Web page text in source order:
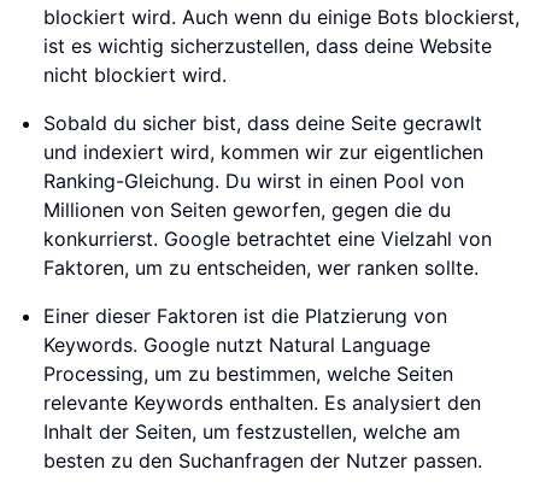
blockiert wird. Auch wenn du einige Bots blockierst,
ist es wichtig sicherzustellen, dass deine Website
nicht blockiert wird.
Sobald du sicher bist, dass deine Seite gecrawlt
und indexiert wird, kommen wir zur eigentlichen
Ranking-Gleichung. Du wirst in einen Pool von
Millionen von Seiten geworfen, gegen die du
konkurrierst. Google betrachtet eine Vielzahl von
Faktoren, um zu entscheiden, wer ranken sollte.
Einer dieser Faktoren ist die Platzierung von
Keywords. Google nutzt Natural Language
Processing, um zu bestimmen, welche Seiten
relevante Keywords enthalten. Es analysiert den
Inhalt der Seiten, um festzustellen, welche am
besten zu den Suchanfragen der Nutzer passen.